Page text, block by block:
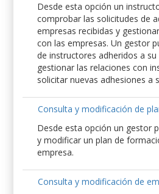
Desde esta opción un
comprobar las solicitudes de
empresas recibidas y
con las empresas. Un gestor
de instructores adheridos a su
gestionar las relaciones con
solicitar nuevas adhesiones a
Consulta y modificación de
Desde esta opción un gestor
y modificar un plan de
empresa.
Consulta y modificación de